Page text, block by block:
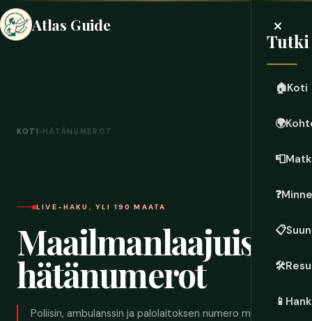
Atlas Guide ×
Tutki
🏠Koti
🌍
📮
❓
📋
🛠️
📱
KOTI ›HÄTÄNUMEROT
LIVE-HAKU, YLI 190 MAATA
Maailmanlaajuiset
hätänumerot
Poliisin, ambulanssin ja palolaitoksen numero missä